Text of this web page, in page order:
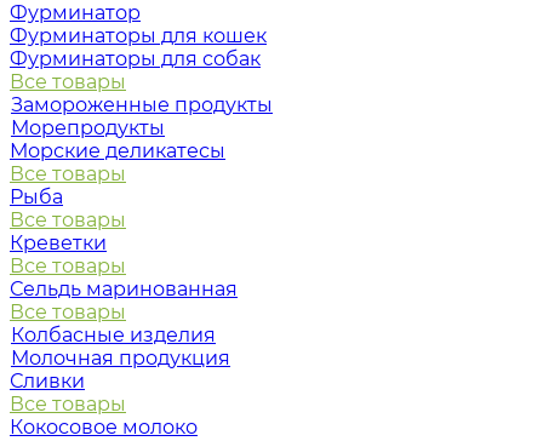
Фурминатор
Фурминаторы для кошек
Фурминаторы для собак
Все товары
Замороженные продукты
Морепродукты
Морские деликатесы
Все товары
Рыба
Все товары
Креветки
Все товары
Сельдь маринованная
Все товары
Колбасные изделия
Молочная продукция
Сливки
Все товары
Кокосовое молоко